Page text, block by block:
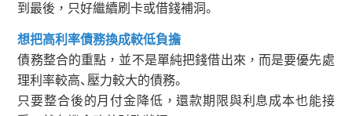
到最後，只好繼續刷卡或借錢補洞。
想把高利率債務換成較低負擔
債務整合的重點，並不是單純把錢借出來，而是要優先處
理利率較高、壓力較大的債務。
只要整合後的月付金降低，還款期限與利息成本也能接